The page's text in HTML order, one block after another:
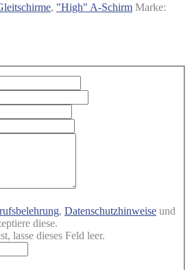
, "High" A-Schirm Marke:
, Datenschutzhinweise und
diese.
lasse dieses Feld leer.